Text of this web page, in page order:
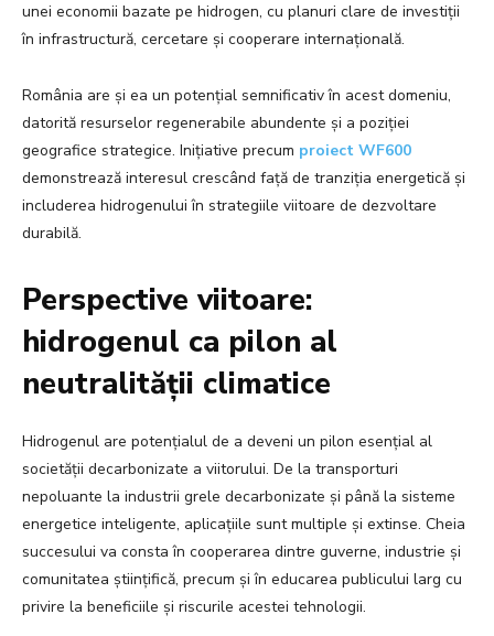
unei economii bazate pe hidrogen, cu planuri clare de investiții
în infrastructură, cercetare și cooperare internațională.
România are și ea un potențial semnificativ în acest domeniu,
datorită resurselor regenerabile abundente și a poziției
geografice strategice. Inițiative precum proiect WF600
demonstrează interesul crescând față de tranziția energetică și
includerea hidrogenului în strategiile viitoare de dezvoltare
durabilă.
Perspective viitoare:
hidrogenul ca pilon al
neutralității climatice
Hidrogenul are potențialul de a deveni un pilon esențial al
societății decarbonizate a viitorului. De la transporturi
nepoluante la industrii grele decarbonizate și până la sisteme
energetice inteligente, aplicațiile sunt multiple și extinse. Cheia
succesului va consta în cooperarea dintre guverne, industrie și
comunitatea științifică, precum și în educarea publicului larg cu
privire la beneficiile și riscurile acestei tehnologii.